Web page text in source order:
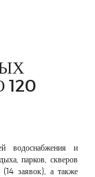
водоснабжения и
парков, скверов
заявок), а также